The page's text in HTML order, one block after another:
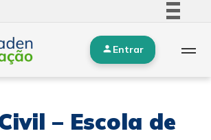
Simplifique!
Comunica BR
Legislação
Entrar
– Escola de